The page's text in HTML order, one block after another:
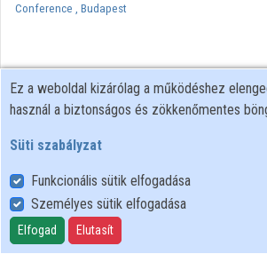
Conference , Budapest
Felhasználói szabályzat
Adatkezelési tájékoztató
Süti szabályzat
Ez a weboldal kizárólag a működéshez
használ a biztonságos és zökkenőmentes
Süti szabályzat
Funkcionális sütik elfogadása
Személyes sütik elfogadása
Elfogad Elutasít